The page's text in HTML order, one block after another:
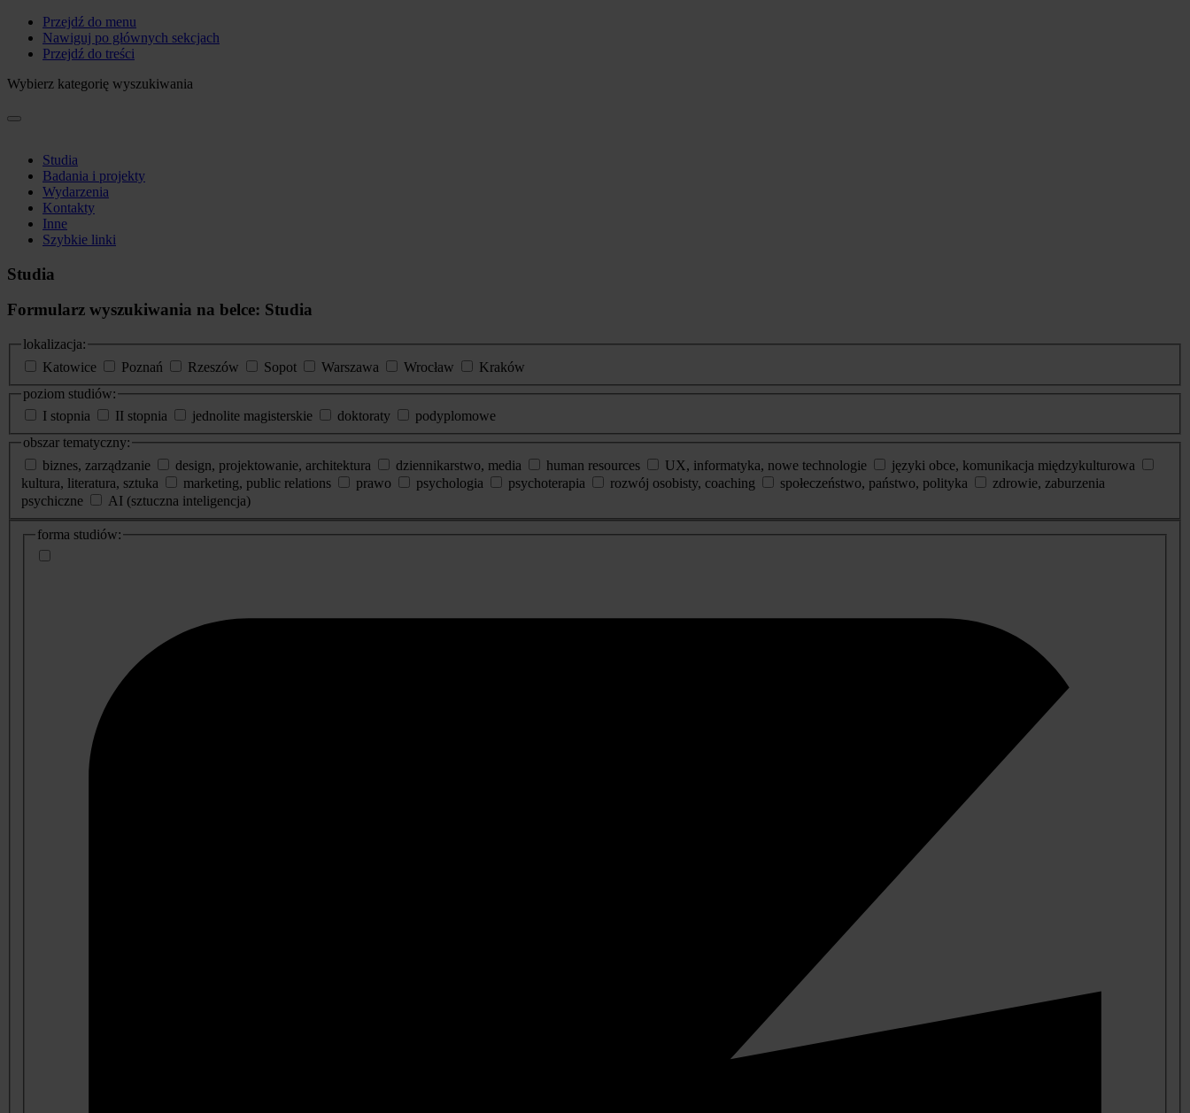
Przejdź do menu
Nawiguj po głównych sekcjach
Przejdź do treści
Wybierz kategorię wyszukiwania
Studia
Badania i projekty
Wydarzenia
Kontakty
Inne
Szybkie linki
Studia
Formularz wyszukiwania na belce: Studia
lokalizacja:
Katowice
Poznań Rzeszów Sopot Warszawa Wrocław
Kraków
poziom studiów:
I stopnia
II stopnia jednolite magisterskie doktoraty
podyplomowe
obszar tematyczny:
biznes, zarządzanie
design, projektowanie, architektura dziennikarstwo, media human resources UX, informatyka, nowe technologie
języki obce, komunikacja międzykulturowa
kultura, literatura, sztuka
marketing, public relations prawo psychologia psychoterapia rozwój osobisty, coaching społeczeństwo, państwo, polityka
zdrowie, zaburzenia
psychiczne
AI (sztuczna inteligencja)
dodatkowe
informacje
forma studiów: